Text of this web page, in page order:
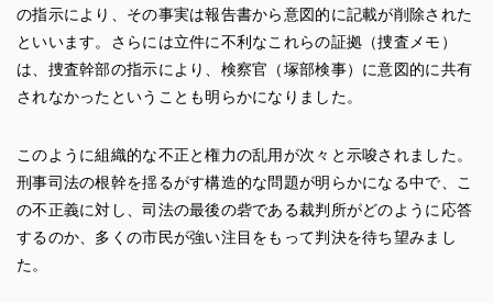
の指示により、その事実は報告書から意図的に記載が削除された
といいます。さらには立件に不利なこれらの証拠（捜査メモ）
は、捜査幹部の指示により、検察官（塚部検事）に意図的に共有
されなかったということも明らかになりました。
このように組織的な不正と権力の乱用が次々と示唆されました。
刑事司法の根幹を揺るがす構造的な問題が明らかになる中で、こ
の不正義に対し、司法の最後の砦である裁判所がどのように応答
するのか、多くの市民が強い注目をもって判決を待ち望みまし
た。